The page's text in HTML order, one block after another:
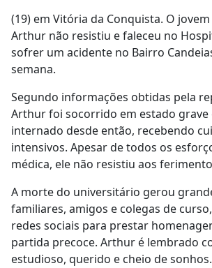
(19) em Vitória da Conquista. O
Arthur não resistiu e faleceu no
sofrer um acidente no Bairro
semana.
Segundo informações obtidas pela
Arthur foi socorrido em estado grave
internado desde então, recebendo
intensivos. Apesar de todos os
médica, ele não resistiu aos
A morte do universitário gerou
familiares, amigos e colegas de
redes sociais para prestar
partida precoce. Arthur é lembrado
estudioso, querido e cheio de sonhos.